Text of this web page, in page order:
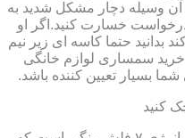
آن وسیله دچار مشکل شدید به
خسارت کنید.اگر او
بدانید حتما کاسه ای زیر نیم
خرید سمساری لوازم خانگی
بسیار تعیین کننده باشد.
کنید